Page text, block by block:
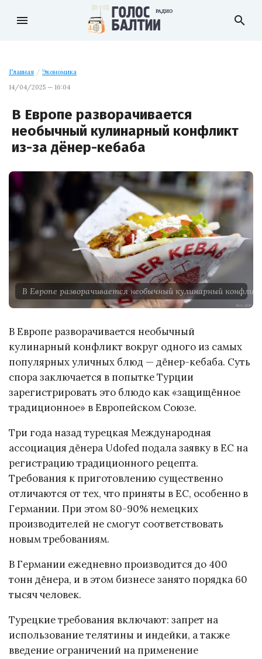
menu search
Главная / Экономика
14/04/2025 — 16:04
В Европе разворачивается
необычный кулинарный конфликт
из-за дёнер-кебаба
В Европе разворачивается необычный кулинарный
В Европе разворачивается необычный
кулинарный конфликт вокруг одного из самых
популярных уличных блюд — дёнер-кебаба. Суть
спора заключается в попытке Турции
зарегистрировать это блюдо как «защищённое
традиционное» в Европейском Союзе.
Три года назад турецкая Международная
ассоциация дёнера Udofed подала заявку в ЕС на
регистрацию традиционного рецепта.
Требования к приготовлению существенно
отличаются от тех, что приняты в ЕС, особенно в
Германии. При этом 80-90% немецких
производителей не смогут соответствовать
новым требованиям.
В Германии ежедневно производится до 400
тонн дёнера, и в этом бизнесе занято порядка 60
тысяч человек.
Турецкие требования включают: запрет на
использование телятины и индейки, а также
введение ограничений на применение